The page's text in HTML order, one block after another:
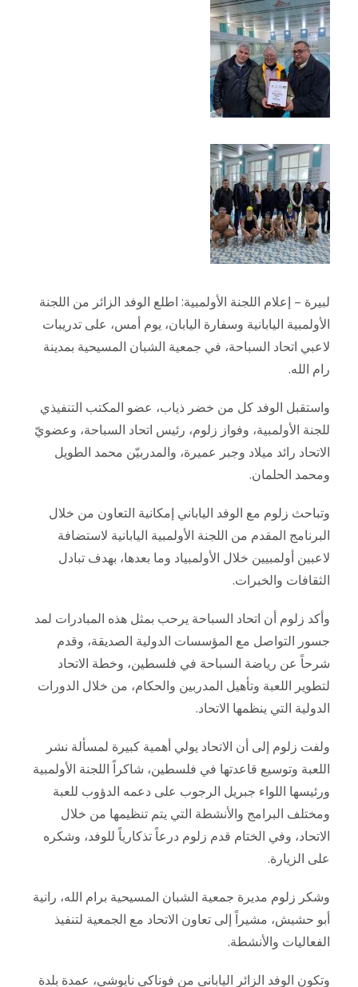
لبيرة – إعلام اللجنة الأولمبية: اطلع الوفد الزائر من اللجنة
الأولمبية اليابانية وسفارة اليابان، يوم أمس، على تدريبات
لاعبي اتحاد السباحة، في جمعية الشبان المسيحية بمدينة
رام الله.
واستقبل الوفد كل من خضر ذياب، عضو المكتب التنفيذي
للجنة الأولمبية، وفواز زلوم، رئيس اتحاد السباحة، وعضويّ
الاتحاد رائد ميلاد وجبر عميرة، والمدربيّن محمد الطويل
ومحمد الحلمان.
وتباحث زلوم مع الوفد الياباني إمكانية التعاون من خلال
البرنامج المقدم من اللجنة الأولمبية اليابانية لاستضافة
لاعبين أولمبيين خلال الأولمبياد وما بعدها، بهدف تبادل
الثقافات والخبرات.
وأكد زلوم أن اتحاد السباحة يرحب بمثل هذه المبادرات لمد
جسور التواصل مع المؤسسات الدولية الصديقة، وقدم
شرحاً عن رياضة السباحة في فلسطين، وخطة الاتحاد
لتطوير اللعبة وتأهيل المدربين والحكام، من خلال الدورات
الدولية التي ينظمها الاتحاد.
ولفت زلوم إلى أن الاتحاد يولي أهمية كبيرة لمسألة نشر
اللعبة وتوسيع قاعدتها في فلسطين، شاكراً اللجنة الأولمبية
ورئيسها اللواء جبريل الرجوب على دعمه الدؤوب للعبة
ومختلف البرامج والأنشطة التي يتم تنظيمها من خلال
الاتحاد، وفي الختام قدم زلوم درعاً تذكارياً للوفد، وشكره
على الزيارة.
وشكر زلوم مديرة جمعية الشبان المسيحية برام الله، رانية
أبو حشيش، مشيراً إلى تعاون الاتحاد مع الجمعية لتنفيذ
الفعاليات والأنشطة.
وتكون الوفد الزائر الياباني من فوناكي نايوشي، عمدة بلدة